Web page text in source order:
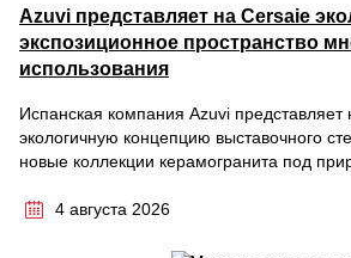
Azuvi представляет на Cersaie
экспозиционное пространство
использования
Испанская компания Azuvi представляет
экологичную концепцию выставочного
новые коллекции керамогранита под
4 августа 2026